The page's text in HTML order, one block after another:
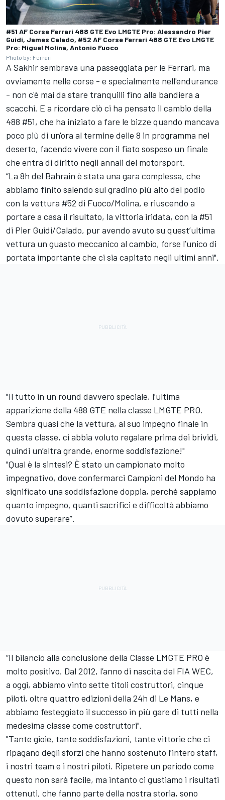
#51 AF Corse Ferrari 488 GTE Evo LMGTE Pro: Alessandro Pier
Guidi, James Calado, #52 AF Corse Ferrari 488 GTE Evo LMGTE
Pro: Miguel Molina, Antonio Fuoco
Photo by: Ferrari
A Sakhir sembrava una passeggiata per le Ferrari, ma
ovviamente nelle corse - e specialmente nell'endurance
- non c'è mai da stare tranquilli fino alla bandiera a
scacchi. E a ricordare ciò ci ha pensato il cambio della
488 #51, che ha iniziato a fare le bizze quando mancava
poco più di un'ora al termine delle 8 in programma nel
deserto, facendo vivere con il fiato sospeso un finale
che entra di diritto negli annali del motorsport.
“La 8h del Bahrain è stata una gara complessa, che
abbiamo finito salendo sul gradino più alto del podio
con la vettura #52 di Fuoco/Molina, e riuscendo a
portare a casa il risultato, la vittoria iridata, con la #51
di Pier Guidi/Calado, pur avendo avuto su quest’ultima
vettura un guasto meccanico al cambio, forse l’unico di
portata importante che ci sia capitato negli ultimi anni".
"Il tutto in un round davvero speciale, l’ultima
apparizione della 488 GTE nella classe LMGTE PRO.
Sembra quasi che la vettura, al suo impegno finale in
questa classe, ci abbia voluto regalare prima dei brividi,
quindi un’altra grande, enorme soddisfazione!"
"Qual è la sintesi? È stato un campionato molto
impegnativo, dove confermarci Campioni del Mondo ha
significato una soddisfazione doppia, perché sappiamo
quanto impegno, quanti sacrifici e difficoltà abbiamo
dovuto superare”.
“Il bilancio alla conclusione della Classe LMGTE PRO è
molto positivo. Dal 2012, l’anno di nascita del FIA WEC,
a oggi, abbiamo vinto sette titoli costruttori, cinque
piloti, oltre quattro edizioni della 24h di Le Mans, e
abbiamo festeggiato il successo in più gare di tutti nella
medesima classe come costruttori".
"Tante gioie, tante soddisfazioni, tante vittorie che ci
ripagano degli sforzi che hanno sostenuto l’intero staff,
i nostri team e i nostri piloti. Ripetere un periodo come
questo non sarà facile, ma intanto ci gustiamo i risultati
ottenuti, che fanno parte della nostra storia, sono